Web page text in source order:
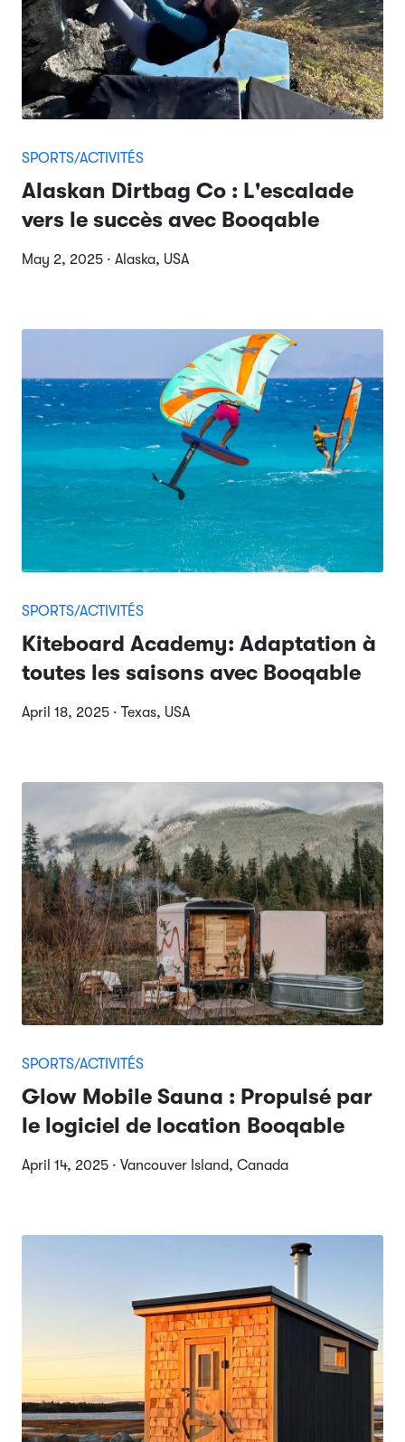
SPORTS/ACTIVITÉS
Alaskan Dirtbag Co : L'escalade
vers le succès avec Booqable
May 2, 2025 · Alaska, USA
SPORTS/ACTIVITÉS
Kiteboard Academy: Adaptation à
toutes les saisons avec Booqable
April 18, 2025 · Texas, USA
SPORTS/ACTIVITÉS
Glow Mobile Sauna : Propulsé par
le logiciel de location Booqable
April 14, 2025 · Vancouver Island, Canada